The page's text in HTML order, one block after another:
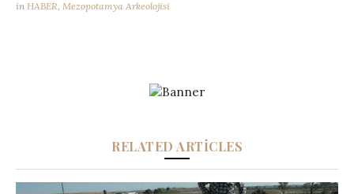
in HABER, Mezopotamya Arkeolojisi
RELATED ARTICLES